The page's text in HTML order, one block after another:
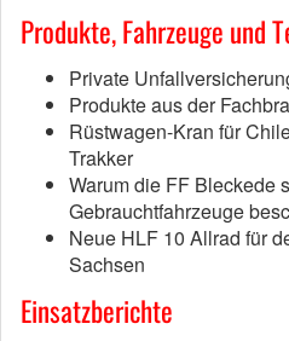
Produkte, Fahrzeuge und
Private
Produkte aus der
Rüstwagen-Kran für
Trakker
Warum die FF Bleckede
Gebrauchtfahrzeuge
Neue HLF 10 Allrad für
Sachsen
Einsatzberichte